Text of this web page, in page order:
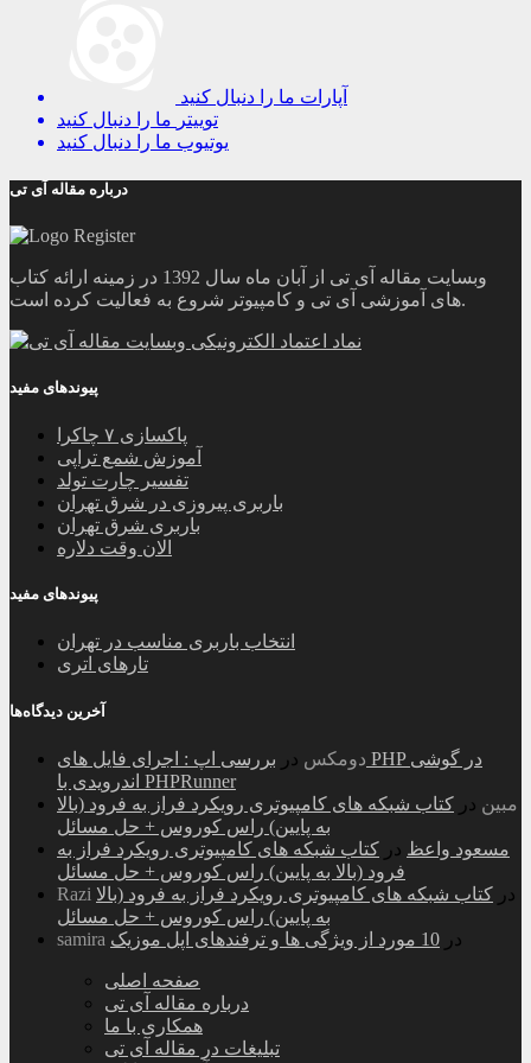
آپارات ما را دنبال کنید
توییتر ما را دنبال کنید
یوتیوب ما را دنبال کنید
درباره مقاله آی تی
وبسایت مقاله آی تی از آبان ماه سال 1392 در زمینه ارائه کتاب
های آموزشی آی تی و کامپیوتر شروع به فعالیت کرده است.
پیوندهای مفید
پاکسازی ۷ چاکرا
آموزش شمع تراپی
تفسیر چارت تولد
باربری پیروزی در شرق تهران
باربری شرق تهران
الان وقت دلاره
پیوندهای مفید
انتخاب باربری مناسب در تهران
تارهای اتری
آخرین دیدگاه‌ها
دومکس در بررسی اپ : اجرای فایل های PHP در گوشی
اندرویدی با PHPRunner
مبین در کتاب شبکه های کامپیوتری رویکرد فراز به فرود (بالا
به پایین) راس کوروس + حل مسائل
مسعود واعظ در کتاب شبکه های کامپیوتری رویکرد فراز به
فرود (بالا به پایین) راس کوروس + حل مسائل
Razi
در کتاب شبکه های کامپیوتری رویکرد فراز به فرود (بالا
به پایین) راس کوروس + حل مسائل
samira
در 10 مورد از ویژگی ها و ترفندهای اپل موزیک
صفحه اصلی
درباره مقاله آی تی
همکاری با ما
تبلیغات در مقاله آی تی